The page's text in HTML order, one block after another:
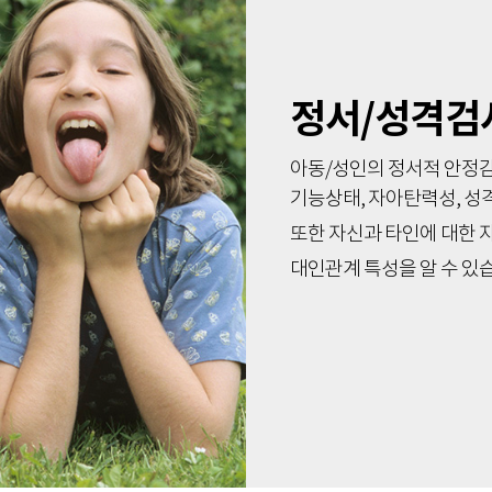
정서/성격검
아동/성인의 정서적 안정
기능상태, 자아탄력성, 성
또한 자신과 타인에 대한
대인관계 특성을 알 수 있